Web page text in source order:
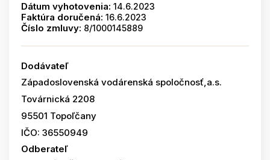
Dátum vyhotovenia: 14.6.2023
Faktúra doručená: 16.6.2023
Číslo zmluvy: 8/1000145889
Dodávateľ
Západoslovenská vodárenská spoločnosť,a.s.
Továrnická 2208
95501 Topoľčany
IČO: 36550949
Odberateľ